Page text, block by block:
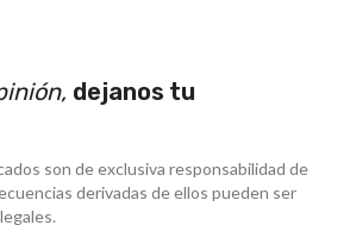
dejanos tu
son de exclusiva responsabilidad de
derivadas de ellos pueden ser